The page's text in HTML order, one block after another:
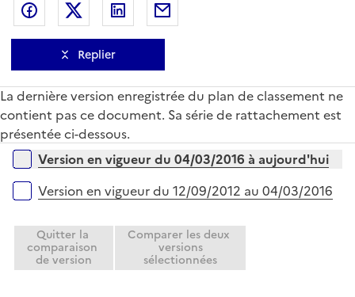
Partager sur Facebook
Partager sur Twitter
Partager sur LinkedIn
Replier
La dernière version enregistrée du plan de classement ne
contient pas ce document. Sa série de rattachement est
présentée ci-dessous.
Versions sur la période
Version en vigueur du 04/03/2016 à aujourd'hui
Version en vigueur du 12/09/2012 au 04/03/2016
Quitter la
comparaison
de version
Comparer les deux
versions
sélectionnées